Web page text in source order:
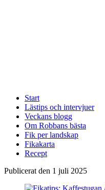
Start
Lästips och intervjuer
Veckans blogg
Om Robbans bästa
Fik per landskap
Fikakarta
Recept
Publicerat den 1 juli 2025